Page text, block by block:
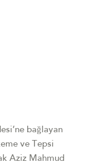
bağlayan
ve Tepsi
Aziz Mahmud